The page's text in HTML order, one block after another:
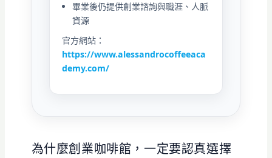
畢業後仍提供創業諮詢與職涯、人脈
資源
官方網站：
https://www.alessandrocoffeeaca
demy.com/
為什麼創業咖啡館，一定要認真選擇